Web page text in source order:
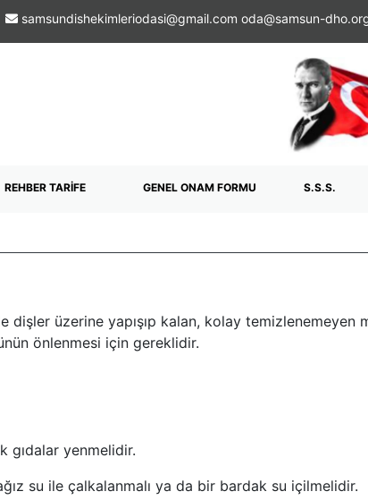
samsundishekimleriodasi@gmail.com oda@samsun-
REHBER TARİFE GENEL ONAM FORMU S.S.S.
dişler üzerine yapışıp kalan, kolay temizlenemeyen
önlenmesi için gereklidir.
gıdalar yenmelidir.
su ile çalkalanmalı ya da bir bardak su içilmelidir.